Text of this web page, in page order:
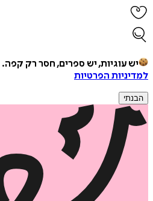
יש עוגיות, יש ספרים, חסר רק קפה.
למדיניות הפרטיות
הבנתי